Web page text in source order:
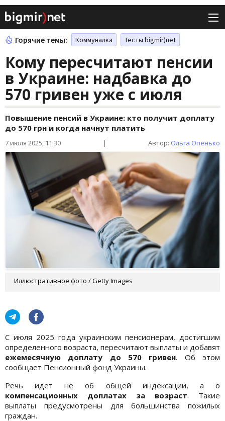
Горячие темы: Коммуналка Тесты bigmir)net
Кому пересчитают пенсии
в Украине: надбавка до
570 гривен уже с июля
Повышение пенсий в Украине: кто получит доплату
до 570 грн и когда начнут платить
7 июля 2025, 11:30 | Автор: Ольга Опенько
Иллюстративное фото / Getty Images
С июля 2025 года украинским пенсионерам, достигшим
определенного возраста, пересчитают выплаты и добавят
ежемесячную доплату до 570 гривен. Об этом
сообщает Пенсионный фонд Украины.
Речь идет не об общей индексации, а о
компенсационных доплатах за возраст. Такие
выплаты предусмотрены для большинства пожилых
граждан.